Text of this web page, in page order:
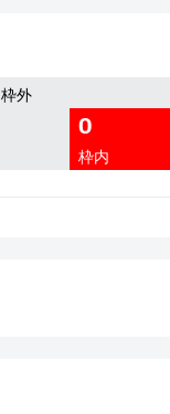
枠外
0
枠内